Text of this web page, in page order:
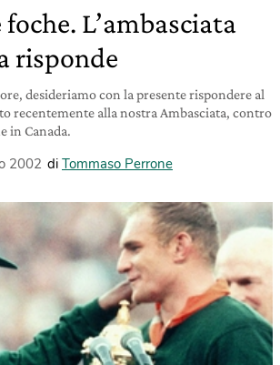
L’ambasciata
risponde
desideriamo con la presente rispondere al
recentemente alla nostra Ambasciata, contro
in Canada.
2002 di Tommaso Perrone